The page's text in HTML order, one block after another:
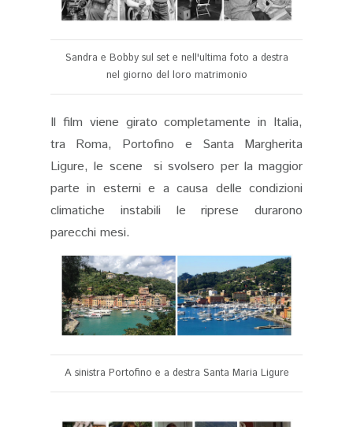
Sandra e Bobby sul set e nell'ultima foto a destra
nel giorno del loro matrimonio
Il film viene girato completamente in Italia,
tra Roma, Portofino e Santa Margherita
Ligure, le scene si svolsero per la maggior
parte in esterni e a causa delle condizioni
climatiche instabili le riprese durarono
parecchi mesi.
A sinistra Portofino e a destra Santa Maria Ligure